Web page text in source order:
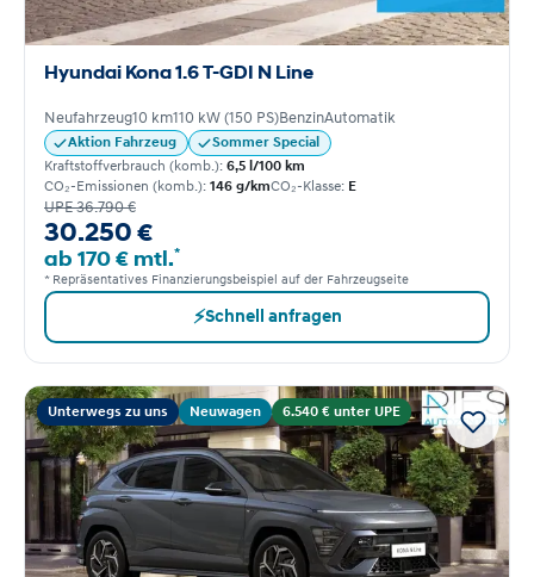
Hyundai Kona 1.6 T-GDI N Line
Neufahrzeug10 km110 kW (150 PS)BenzinAutomatik
Aktion Fahrzeug
Sommer Special
Kraftstoffverbrauch (komb.): 6,5 l/100 km
CO₂-Emissionen (komb.): 146 g/kmCO₂-Klasse: E
UPE 36.790 €
30.250 €
ab 170 € mtl.*
* Repräsentatives Finanzierungsbeispiel auf der Fahrzeugseite
⚡Schnell anfragen
Unterwegs zu uns Neuwagen 6.540 € unter UPE